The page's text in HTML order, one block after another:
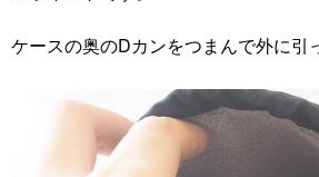
ケースの奥のDカンをつまんで外に引